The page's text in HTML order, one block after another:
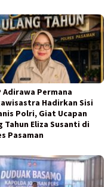
Adirawa Permana
Hadirkan Sisi
Polri, Giat Ucapan
Tahun Eliza Susanti di
Pasaman